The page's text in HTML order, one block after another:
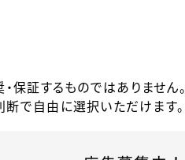
保証するものではありません。
で自由に選択いただけます。